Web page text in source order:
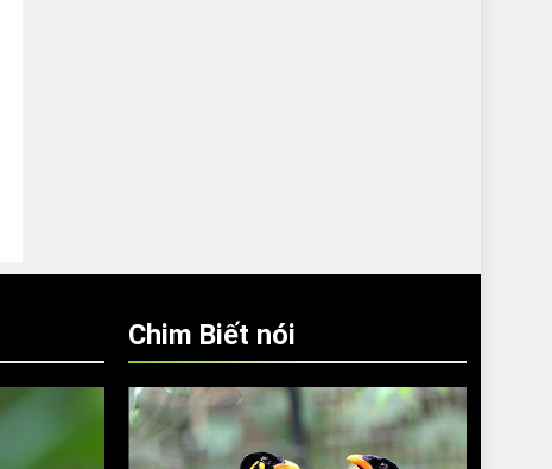
Chim Biết nói